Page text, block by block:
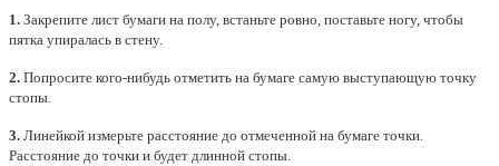
1. Закрепите лист бумаги на полу, встаньте ровно, поставьте ногу, чтобы
пятка упиралась в стену.
2. Попросите кого-нибудь отметить на бумаге самую выступающую точку
стопы.
3. Линейкой измерьте расстояние до отмеченной на бумаге точки.
Расстояние до точки и будет длинной стопы.